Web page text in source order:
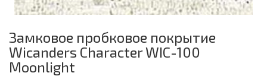
Замковое пробковое покрытие
Wicanders Character WIC-100
Moonlight